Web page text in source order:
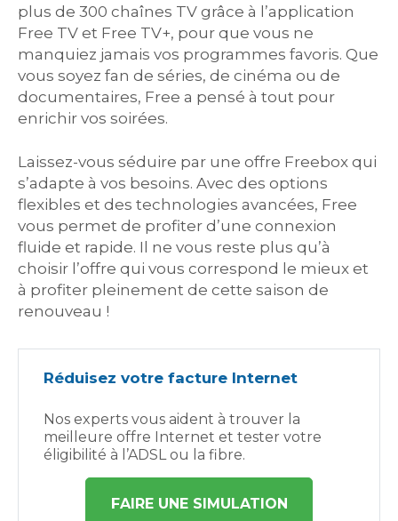
plus de 300 chaînes TV grâce à l’application
Free TV et Free TV+, pour que vous ne
manquiez jamais vos programmes favoris. Que
vous soyez fan de séries, de cinéma ou de
documentaires, Free a pensé à tout pour
enrichir vos soirées.
Laissez-vous séduire par une offre Freebox qui
s’adapte à vos besoins. Avec des options
flexibles et des technologies avancées, Free
vous permet de profiter d’une connexion
fluide et rapide. Il ne vous reste plus qu’à
choisir l’offre qui vous correspond le mieux et
à profiter pleinement de cette saison de
renouveau !
Réduisez votre facture Internet
Nos experts vous aident à trouver la
meilleure offre Internet et tester votre
éligibilité à l’ADSL ou la fibre.
FAIRE UNE SIMULATION